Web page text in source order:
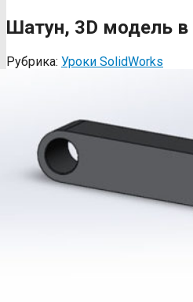
Шатун, 3D модель в
Рубрика: Уроки SolidWorks